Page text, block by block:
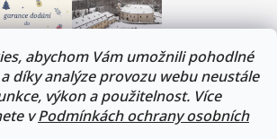
abychom Vám umožnili pohodlné
díky analýze provozu webu neustále
výkon a použitelnost. Více
v Podmínkách ochrany osobních
si trochu odpočinout :)
31.července budeme na dovolené.